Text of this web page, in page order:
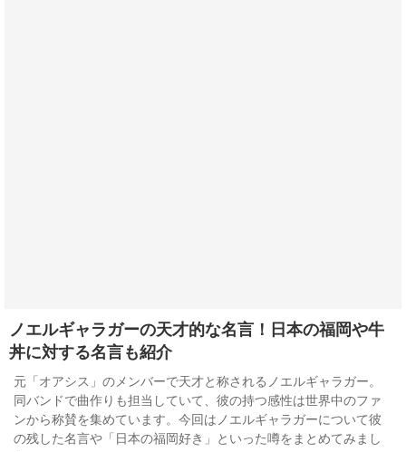
ノエルギャラガーの天才的な名言！日本の福岡や牛
丼に対する名言も紹介
元「オアシス」のメンバーで天才と称されるノエルギャラガー。
同バンドで曲作りも担当していて、彼の持つ感性は世界中のファ
ンから称賛を集めています。今回はノエルギャラガーについて彼
の残した名言や「日本の福岡好き」といった噂をまとめてみまし